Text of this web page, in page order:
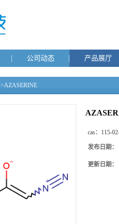
公司动态 产品展厅
>AZASERINE
cas： 115-
发布日期：
更新日期：